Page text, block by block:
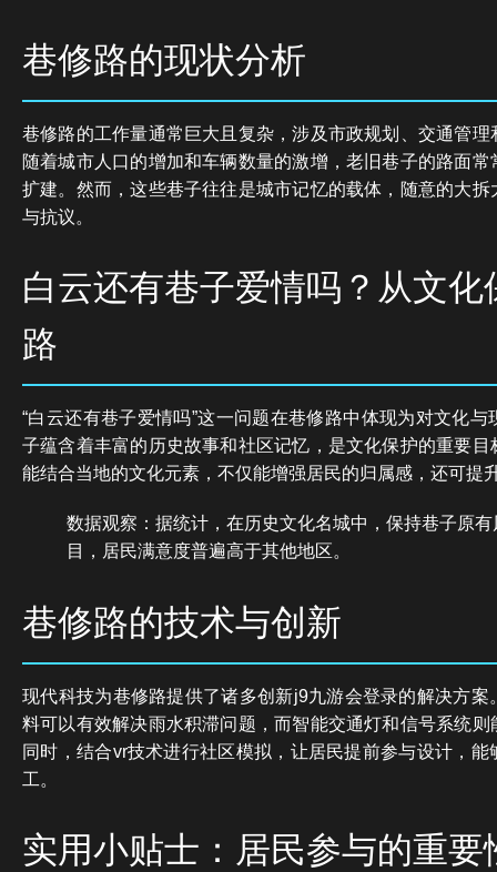
巷修路的现状分析
巷修路的工作量通常巨大且复杂，涉及市政规划、交通管
随着城市人口的增加和车辆数量的激增，老旧巷子的路面
扩建。然而，这些巷子往往是城市记忆的载体，随意的大
与抗议。
白云还有巷子爱情吗？从文化
路
“白云还有巷子爱情吗”这一问题在巷修路中体现为对文化
子蕴含着丰富的历史故事和社区记忆，是文化保护的重要
能结合当地的文化元素，不仅能增强居民的归属感，还可提
数据观察：据统计，在历史文化名城中，保持巷子原
目，居民满意度普遍高于其他地区。
巷修路的技术与创新
现代科技为巷修路提供了诸多创新j9九游会登录的解决方案
料可以有效解决雨水积滞问题，而智能交通灯和信号系统
同时，结合vr技术进行社区模拟，让居民提前参与设计，
工。
实用小贴士：居民参与的重要